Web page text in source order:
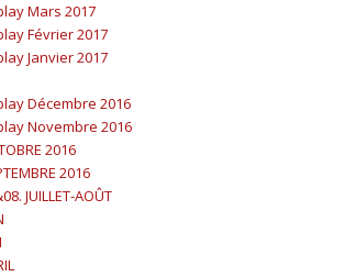
Mars 2017
Février 2017
Janvier 2017
Décembre 2016
Novembre 2016
2016
2016
JUILLET-AOÛT